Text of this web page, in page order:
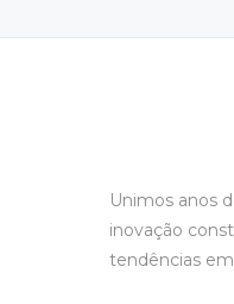
Unimos anos
inovação
tendências